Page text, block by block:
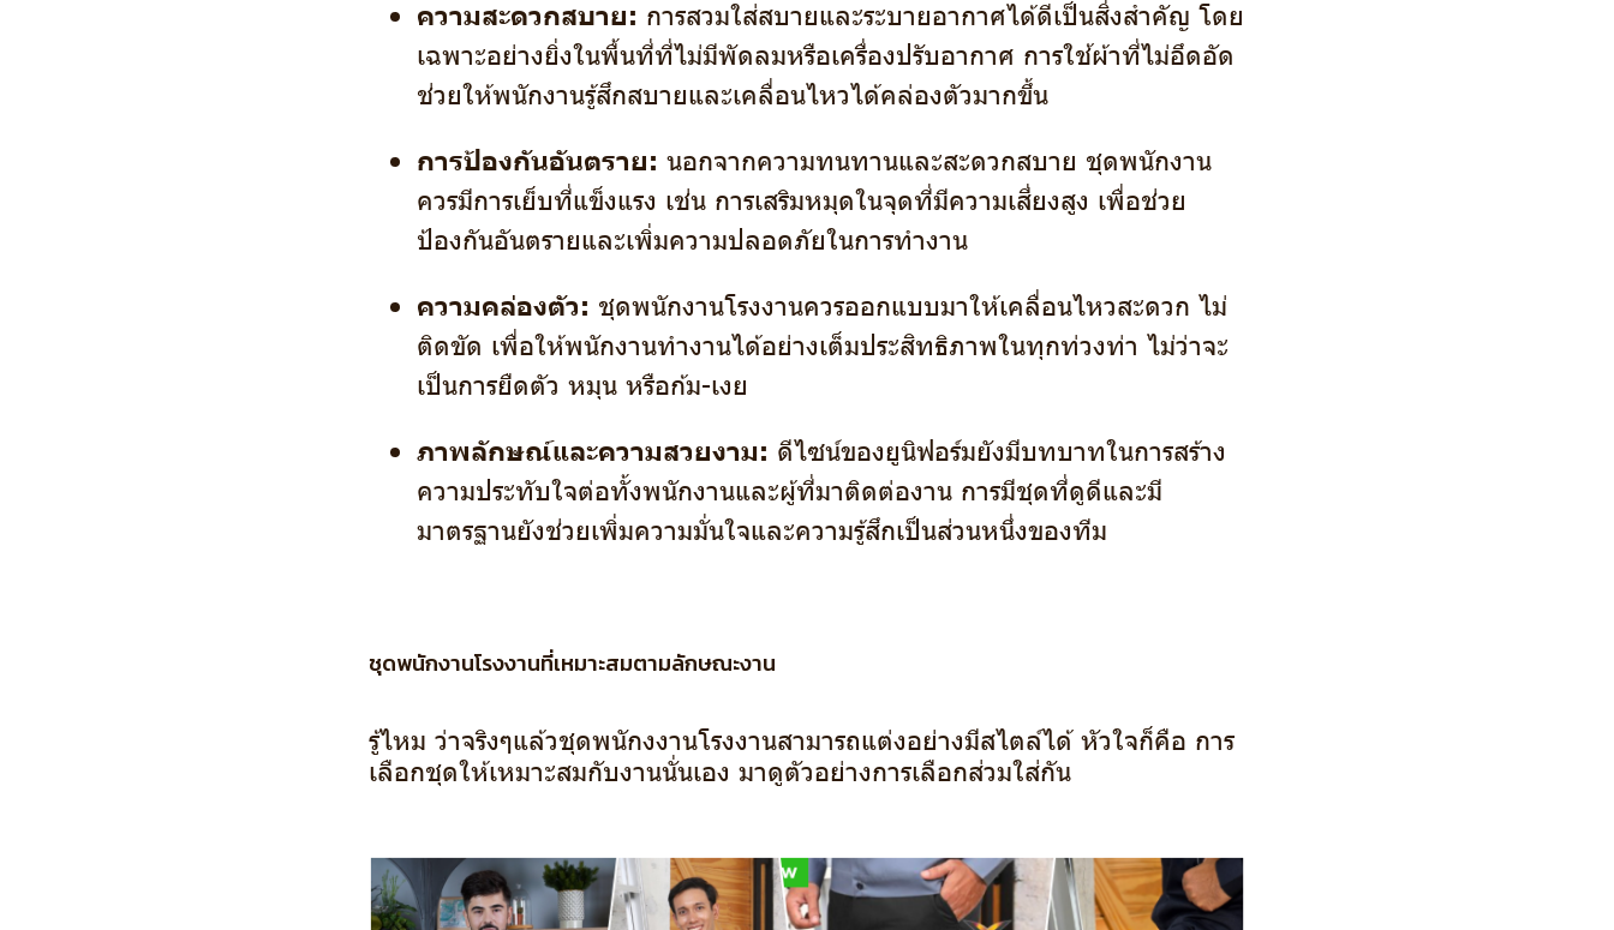
ความสะดวกสบาย: การสวมใส่สบายและระบายอากาศได้ดีเป็นสิ่งสำคัญ โดย
เฉพาะอย่างยิ่งในพื้นที่ที่ไม่มีพัดลมหรือเครื่องปรับอากาศ การใช้ผ้าที่ไม่อึดอัด
ช่วยให้พนักงานรู้สึกสบายและเคลื่อนไหวได้คล่องตัวมากขึ้น
การป้องกันอันตราย: นอกจากความทนทานและสะดวกสบาย ชุดพนักงาน
ควรมีการเย็บที่แข็งแรง เช่น การเสริมหมุดในจุดที่มีความเสี่ยงสูง เพื่อช่วย
ป้องกันอันตรายและเพิ่มความปลอดภัยในการทำงาน
ความคล่องตัว: ชุดพนักงานโรงงานควรออกแบบมาให้เคลื่อนไหวสะดวก ไม่
ติดขัด เพื่อให้พนักงานทำงานได้อย่างเต็มประสิทธิภาพในทุกท่วงท่า ไม่ว่าจะ
เป็นการยืดตัว หมุน หรือก้ม-เงย
ภาพลักษณ์และความสวยงาม: ดีไซน์ของยูนิฟอร์มยังมีบทบาทในการสร้าง
ความประทับใจต่อทั้งพนักงานและผู้ที่มาติดต่องาน การมีชุดที่ดูดีและมี
มาตรฐานยังช่วยเพิ่มความมั่นใจและความรู้สึกเป็นส่วนหนึ่งของทีม
ชุดพนักงานโรงงานที่เหมาะสมตามลักษณะงาน
รู้ไหม ว่าจริงๆแล้วชุดพนักงงานโรงงานสามารถแต่งอย่างมีสไตล์ได้ หัวใจก็คือ การ
เลือกชุดให้เหมาะสมกับงานนั่นเอง มาดูตัวอย่างการเลือกส่วมใส่กัน